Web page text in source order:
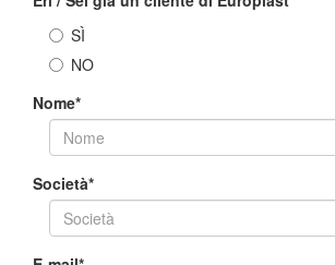
SÌ
NO
Nome*
Società*